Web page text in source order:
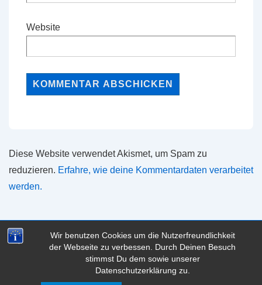
Wir benutzen Cookies um die Nutzerfreundlichkeit
der Webseite zu verbessen. Durch Deinen Besuch
stimmst Du dem sowie unserer
Datenschutzerklärung zu.
Website
Diese Website verwendet Akismet, um Spam zu
reduzieren. Erfahre, wie deine Kommentardaten verarbeitet
werden.
Copyright © 2026marblog - das Marburg Blog| Präsentiert
Responsive-Theme